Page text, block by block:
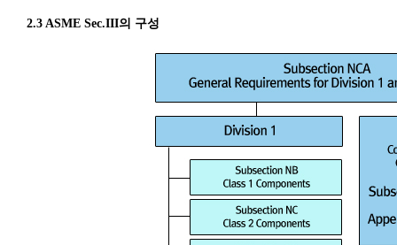
2.3 ASME Sec.III의 구성